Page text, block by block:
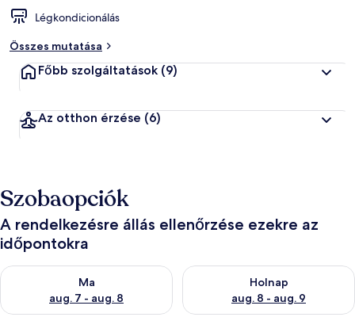
Légkondicionálás
Összes mutatása
Főbb szolgáltatások (9)
Az otthon érzése (6)
Szobaopciók
A rendelkezésre állás ellenőrzése ezekre az
időpontokra
Ma
aug. 7 - aug. 8
A ma esti rendelkezésre állás ellenőrzése: aug. 7 - aug. 8
Holnap
aug. 8 - aug. 9
A holnapi rendelkezésre állás